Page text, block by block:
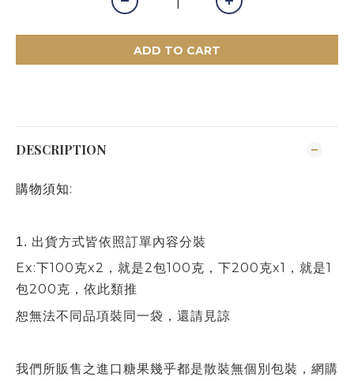
ADD TO CART
DESCRIPTION
購物須知:
1. 出貨方式皆依照訂單內容分裝
Ex:下100克x2，就是2包100克，下200克x1，就是1
包200克，依此類推
恕無法不同品項裝同一袋，還請見諒
我們所販售之進口糖果幾乎都是散裝無個別包裝，網購